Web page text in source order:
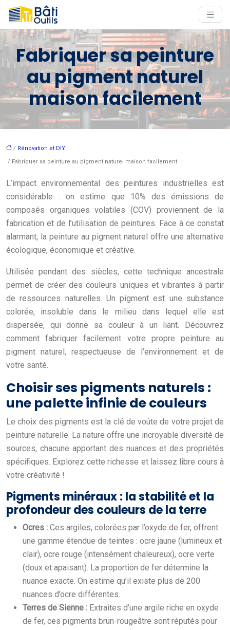
Fabriquer sa peinture
au pigment naturel
maison facilement
/ Rénovation et DIY
/ Fabriquer sa peinture au pigment naturel maison facilement
L’impact environnemental des peintures industrielles est
considérable : on estime que 10% des émissions de
composés organiques volatiles (COV) proviennent de la
fabrication et de l’utilisation de peintures. Face à ce constat
alarmant, la peinture au pigment naturel offre une alternative
écologique, économique et créative.
Utilisée pendant des siècles, cette technique ancestrale
permet de créer des couleurs uniques et vibrantes à partir
de ressources naturelles. Un pigment est une substance
colorée, insoluble dans le milieu dans lequel elle est
dispersée, qui donne sa couleur à un liant. Découvrez
comment fabriquer facilement votre propre peinture au
pigment naturel, respectueuse de l’environnement et de
votre santé.
Choisir ses pigments naturels :
une palette infinie de couleurs
Le choix des pigments est la clé de voûte de votre projet de
peinture naturelle. La nature offre une incroyable diversité de
sources, chacune apportant des nuances et des propriétés
spécifiques. Explorez cette richesse et laissez libre cours à
votre créativité !
Pigments minéraux : la stabilité et la
profondeur des couleurs de la terre
Ocres : Ces argiles, colorées par l’oxyde de fer, offrent
une gamme étendue de teintes : ocre jaune (lumineux et
clair), ocre rouge (intensément chaleureux), ocre verte
(doux et apaisant). La proportion de fer détermine la
nuance exacte. On estime qu’il existe plus de 200
nuances d’ocre différentes.
Terres de Sienne : Extraites d’une argile riche en oxyde
de fer, ces pigments brun-rougeâtre sont réputés pour